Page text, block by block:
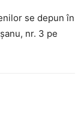
se depun în
nr. 3 pe